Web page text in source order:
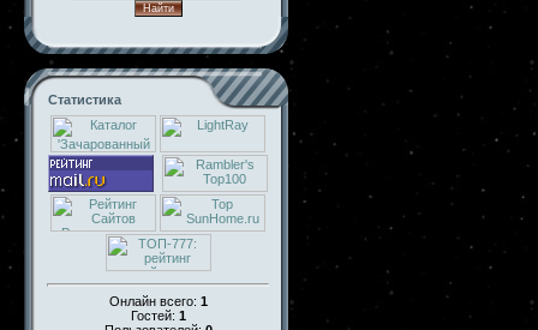
Статистика
Онлайн всего: 1
Гостей: 1